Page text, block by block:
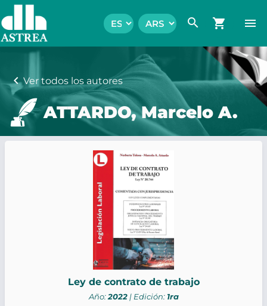
search shopping_cart menu
chevron_leftVer todos los autores
ATTARDO, Marcelo A.
Ley de contrato de trabajo
Año:2022| Edición: 1ra